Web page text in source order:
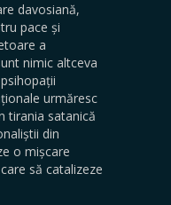
davosiană,
pace și
a
nimic altceva
urmăresc
tirania satanică
din
o mișcare
să catalizeze